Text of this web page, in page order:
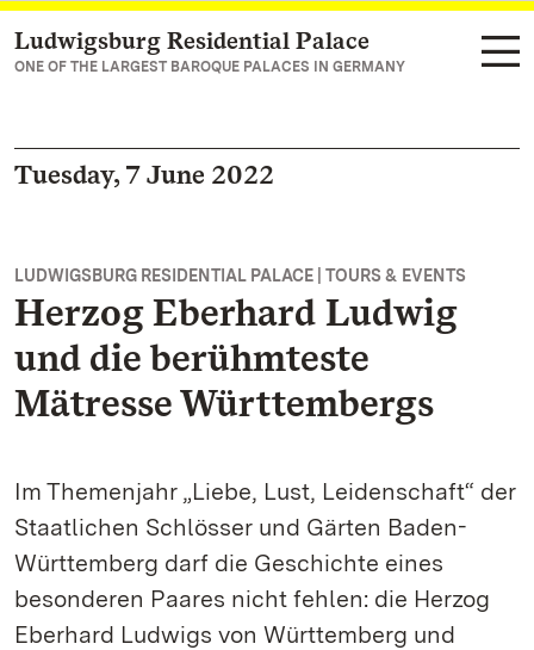
Navigate to main page
Ludwigsburg Residential Palace
ONE OF THE LARGEST BAROQUE PALACES IN GERMANY
Tuesday, 7 June 2022
LUDWIGSBURG RESIDENTIAL PALACE | TOURS & EVENTS
Herzog Eberhard Ludwig
und die berühmteste
Mätresse Württembergs
Im Themenjahr „Liebe, Lust, Leidenschaft“ der
Staatlichen Schlösser und Gärten Baden-
Württemberg darf die Geschichte eines
besonderen Paares nicht fehlen: die Herzog
Eberhard Ludwigs von Württemberg und